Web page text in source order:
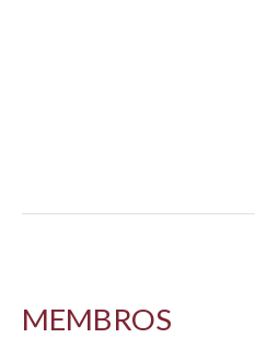
MEMBROS